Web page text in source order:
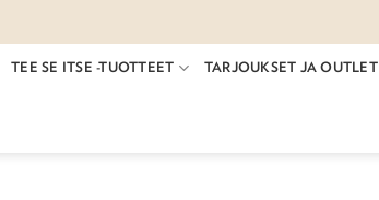
TEE SE ITSE -TUOTTEET TARJOUKSET JA OUTLET